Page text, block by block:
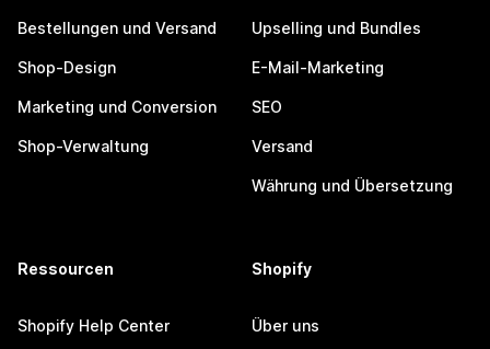
Bestellungen und Versand
Shop-Design
Marketing und Conversion
Shop-Verwaltung
Upselling und Bundles
E-Mail-Marketing
SEO
Versand
Währung und Übersetzung
Ressourcen
Shopify Help Center
Shopify
Über uns